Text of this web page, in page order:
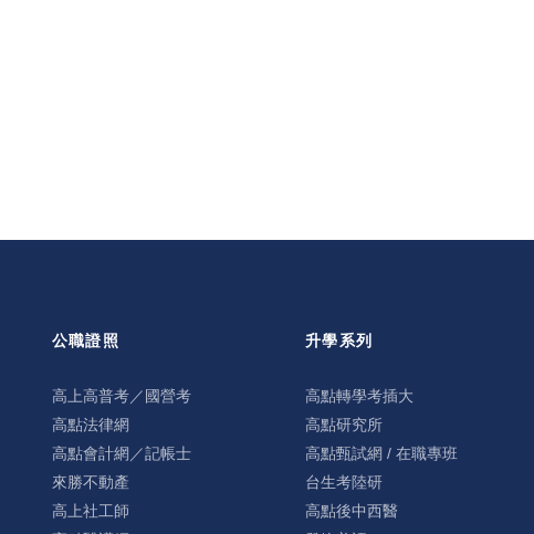
公職證照
高上高普考／國營考
高點法律網
高點會計網／記帳士
來勝不動產
高上社工師
升學系列
高點轉學考插大
高點研究所
高點甄試網 / 在職專班
台生考陸研
高點後中西醫